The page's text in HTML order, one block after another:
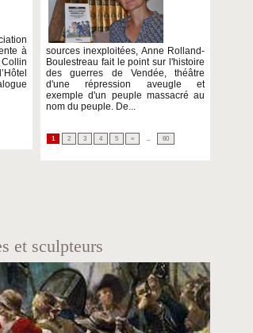
à
sources inexploitées, Anne Rolland-
Boulestreau fait le point sur l'histoire
des guerres de Vendée, théâtre
d'une répression aveugle et
exemple d'un peuple massacré au
nom du peuple. De...
1 2 3 4 5 » 60
et sculpteurs